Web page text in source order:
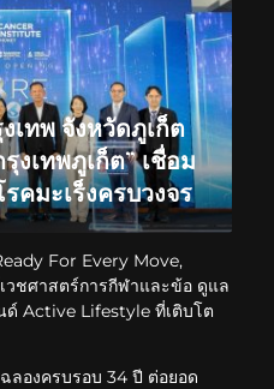
เทพ จังหวัดภูเก็ต
งเทพภูเก็ต” เชื่อม
คมะเร็งครบวงจร
For Every Move,
วชศาสตร์การกีฬาและข้อ ดูแล
ด์ Active Lifestyle ที่เติบโต
ลองครบรอบ 34 ปี ต่อยอด